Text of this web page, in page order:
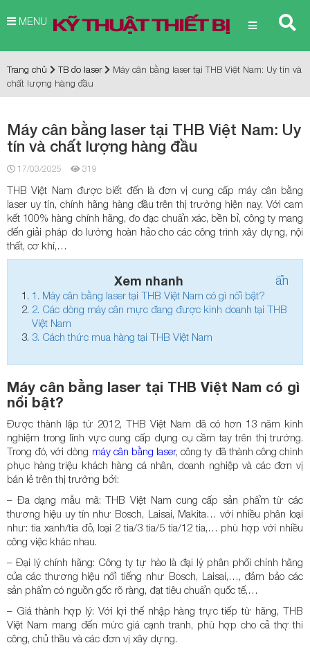
MENU
Trang chủ TB đo laser
Máy cân bằng laser tại THB Việt Nam: Uy tín và
chất lượng hàng đầu
Máy cân bằng laser tại THB Việt Nam: Uy
tín và chất lượng hàng đầu
17/03/2025 319
THB Việt Nam được biết đến là đơn vị cung cấp máy cân bằng
laser uy tín, chính hãng hàng đầu trên thị trường hiện nay. Với cam
kết 100% hàng chính hãng, đo đạc chuẩn xác, bền bỉ, công ty mang
đến giải pháp đo lường hoàn hảo cho các công trình xây dựng, nội
thất, cơ khí,…
Xem nhanh ẩn
1. Máy cân bằng laser tại THB Việt Nam có gì nổi bật?
2. Các dòng máy cân mực đang được kinh doanh tại THB
Việt Nam
3. Cách thức mua hàng tại THB Việt Nam
Máy cân bằng laser tại THB Việt Nam có gì
nổi bật?
Được thành lập từ 2012, THB Việt Nam đã có hơn 13 năm kinh
nghiệm trong lĩnh vực cung cấp dụng cụ cầm tay trên thị trường.
Trong đó, với dòng máy cân bằng laser, công ty đã thành công chinh
phục hàng triệu khách hàng cá nhân, doanh nghiệp và các đơn vị
bán lẻ trên thị trường bởi:
– Đa dạng mẫu mã: THB Việt Nam cung cấp sản phẩm từ các
thương hiệu uy tín như Bosch, Laisai, Makita… với nhiều phân loại
như: tia xanh/tia đỏ, loại 2 tia/3 tia/5 tia/12 tia,… phù hợp với nhiều
công việc khác nhau.
– Đại lý chính hãng: Công ty tự hào là đại lý phân phối chính hãng
của các thương hiệu nổi tiếng như Bosch, Laisai,…, đảm bảo các
sản phẩm có nguồn gốc rõ ràng, đạt tiêu chuẩn quốc tế,…
– Giá thành hợp lý: Với lợi thế nhập hàng trực tiếp từ hãng, THB
Việt Nam mang đến mức giá cạnh tranh, phù hợp cho cả thợ thi
công, chủ thầu và các đơn vị xây dựng.